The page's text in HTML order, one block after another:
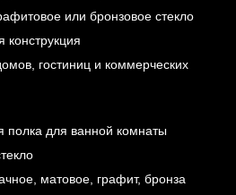
или бронзовое стекло
конструкция
гостиниц и коммерческих
полка для ванной комнаты
матовое, графит, бронза